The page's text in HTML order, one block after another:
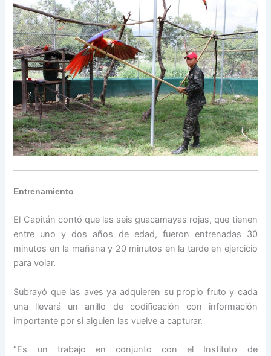
Entrenamiento
El Capitán contó que las seis guacamayas rojas, que tienen
entre uno y dos años de edad, fueron entrenadas 30
minutos en la mañana y 20 minutos en la tarde en ejercicio
para volar.
Subrayó que las aves ya adquieren su propio fruto y cada
una llevará un anillo de codificación con información
importante por si alguien las vuelve a capturar.
“Es un trabajo en conjunto con el Instituto de